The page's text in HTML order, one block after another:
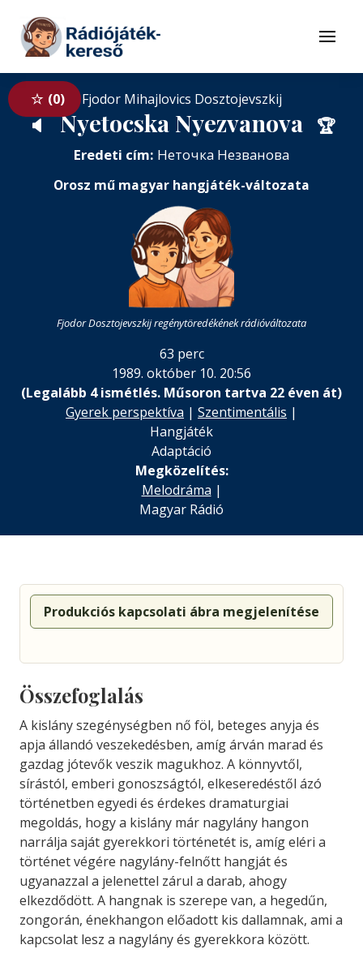
Tovább a tartalomhoz
Menü
0 Fjodor Mihajlovics Dosztojevszkij
🔈 Nyetocska Nyezvanova 🏆
Eredeti cím: Неточка Незванова
Orosz mű magyar hangjáték-változata
Fjodor Dosztojevszkij regénytöredékének rádióváltozata
63 perc
1989. október 10. 20:56
(Legalább 4 ismétlés. Műsoron tartva 22 éven át)
Gyerek perspektíva | Szentimentális |
Hangjáték
Adaptáció
Megközelítés:
Melodráma |
Magyar Rádió
Produkciós kapcsolati ábra megjelenítése
Összefoglalás
A kislány szegénységben nő föl, beteges anyja és
apja állandó veszekedésben, amíg árván marad és
gazdag jótevők veszik magukhoz. A könnyvtől,
sírástól, emberi gonoszságtól, elkeseredéstől ázó
történetben egyedi és érdekes dramaturgiai
megoldás, hogy a kislány már nagylány hangon
narrálja saját gyerekkori történetét is, amíg eléri a
történet végére nagylány-felnőtt hangját és
ugyanazzal a jelenettel zárul a darab, ahogy
elkezdődött. A hangnak is szerepe van, a hegedűn,
zongorán, énekhangon előadott kis dallamnak, ami a
kapcsolat lesz a nagylány és gyerekkora között.